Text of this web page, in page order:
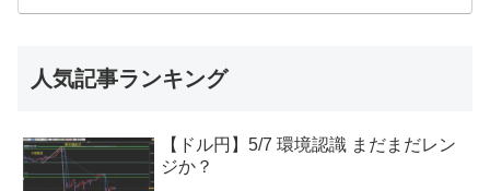
人気記事ランキング
【ドル円】5/7 環境認識 まだまだレン
ジか？